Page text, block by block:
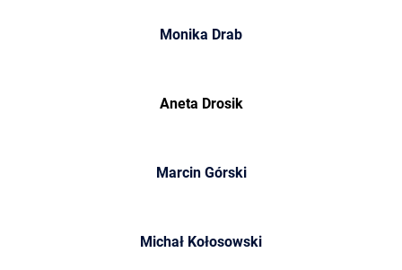
Monika Drab
Aneta Drosik
Marcin Górski
Michał Kołosowski